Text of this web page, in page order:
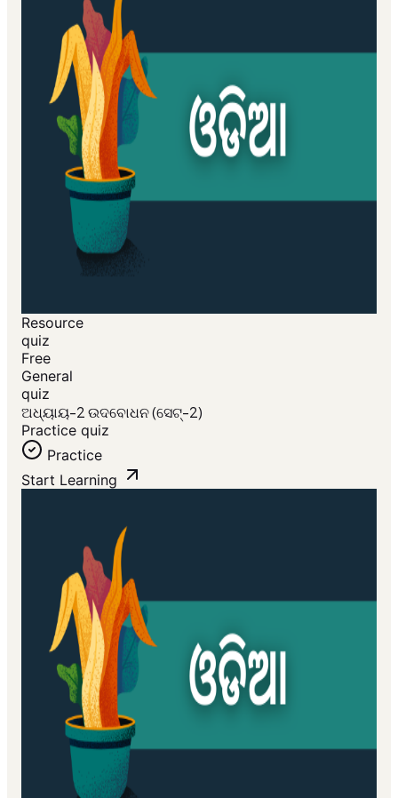
Resource
quiz
Free
General
quiz
ଅଧ୍ୟାୟ-2 ଉଦବୋଧନ (ସେଟ୍-2)
Practice quiz
Practice
Start Learning